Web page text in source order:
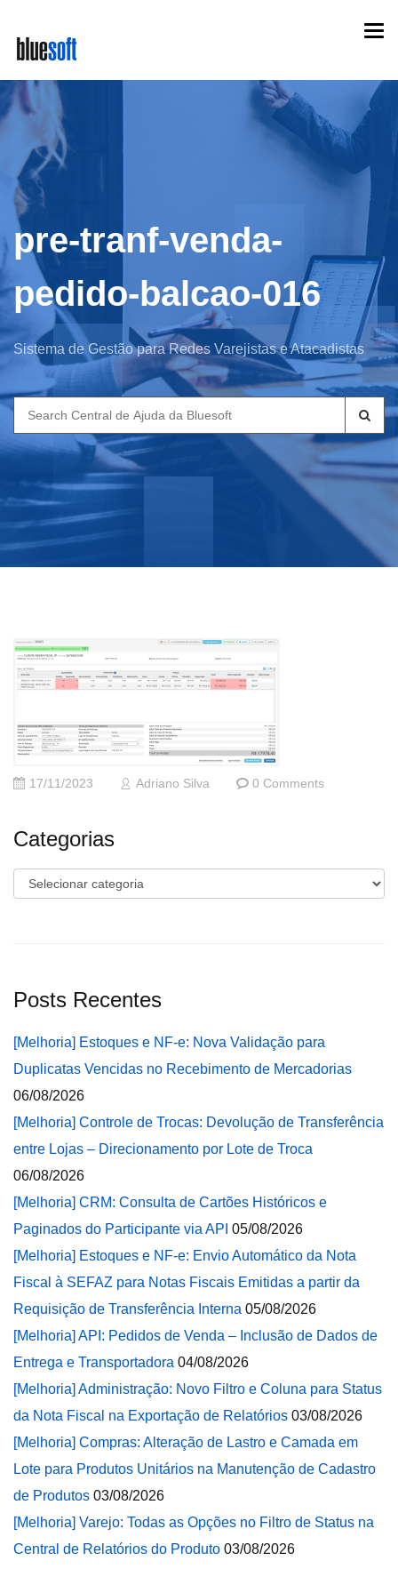
main
content
pre-tranf-venda-
pedido-balcao-016
Sistema de Gestão para Redes Varejistas e Atacadistas
Search
for:
17/11/2023 Adriano Silva 0 Comments
Categorias
Categorias
Posts Recentes
[Melhoria] Estoques e NF-e: Nova Validação para
Duplicatas Vencidas no Recebimento de Mercadorias
06/08/2026
[Melhoria] Controle de Trocas: Devolução de Transferência
entre Lojas – Direcionamento por Lote de Troca
06/08/2026
[Melhoria] CRM: Consulta de Cartões Históricos e
Paginados do Participante via API 05/08/2026
[Melhoria] Estoques e NF-e: Envio Automático da Nota
Fiscal à SEFAZ para Notas Fiscais Emitidas a partir da
Requisição de Transferência Interna 05/08/2026
[Melhoria] API: Pedidos de Venda – Inclusão de Dados de
Entrega e Transportadora 04/08/2026
[Melhoria] Administração: Novo Filtro e Coluna para Status
da Nota Fiscal na Exportação de Relatórios 03/08/2026
[Melhoria] Compras: Alteração de Lastro e Camada em
Lote para Produtos Unitários na Manutenção de Cadastro
de Produtos 03/08/2026
[Melhoria] Varejo: Todas as Opções no Filtro de Status na
Central de Relatórios do Produto 03/08/2026